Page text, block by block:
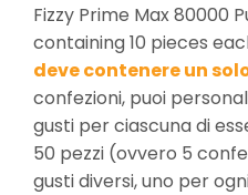
Fizzy Prime Max 80000
containing 10 pieces
deve contenere un
confezioni, puoi
gusti per ciascuna di
50 pezzi (ovvero 5
gusti diversi, uno per